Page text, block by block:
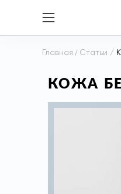
Главная / Статьи /
КОЖА